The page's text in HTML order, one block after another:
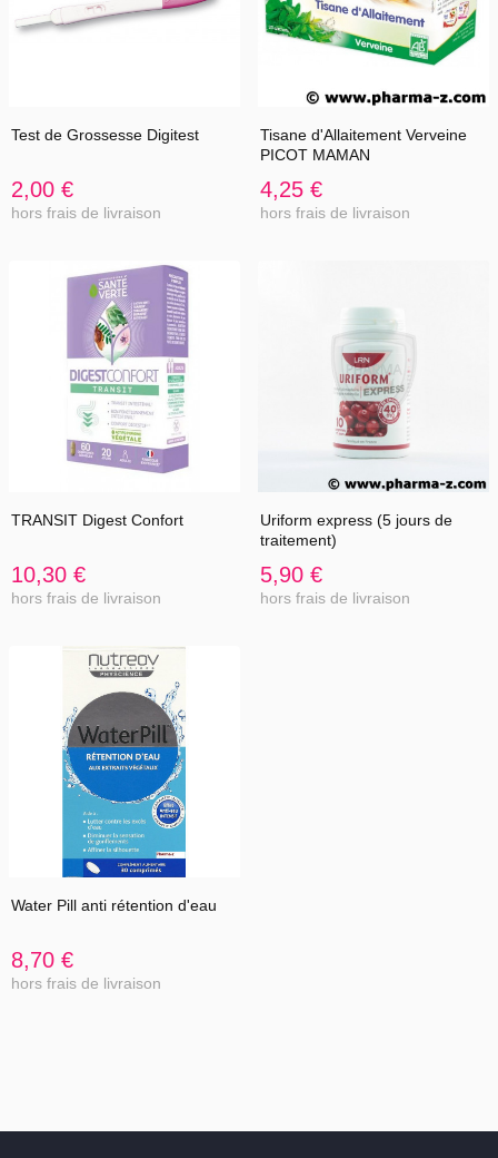
Test de Grossesse Digitest
2,00 €
hors frais de livraison
Tisane d'Allaitement Verveine
PICOT MAMAN
4,25 €
hors frais de livraison
TRANSIT Digest Confort
10,30 €
hors frais de livraison
Uriform express (5 jours de
traitement)
5,90 €
hors frais de livraison
Water Pill anti rétention d'eau
8,70 €
hors frais de livraison